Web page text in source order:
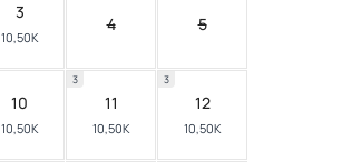
3
10,50K
4 5
10
10,50K
11
10,50K
3
12
10,50K
3